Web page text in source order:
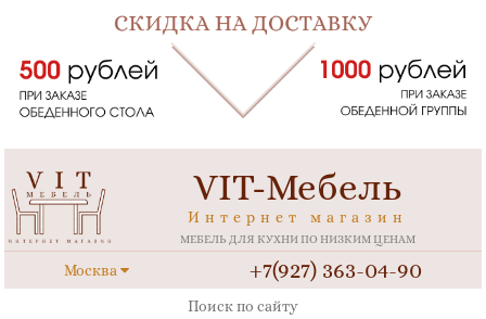
VIT-Мебель
Интернет магазин
МЕБЕЛЬ ДЛЯ КУХНИ ПО НИЗКИМ ЦЕНАМ
Москва +7(927) 363-04-90